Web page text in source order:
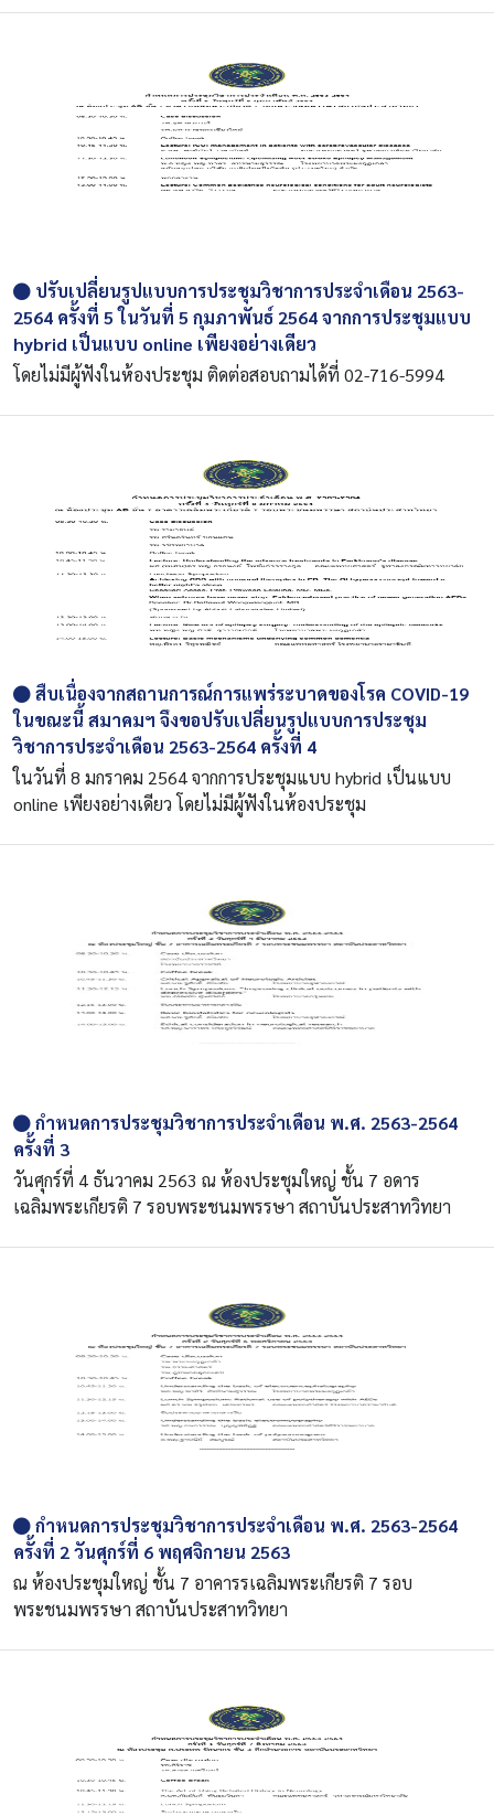
ปรับเปลี่ยนรูปแบบการประชุมวิชาการประจำเดือน 2563-
2564 ครั้งที่ 5 ในวันที่ 5 กุมภาพันธ์ 2564 จากการประชุมแบบ
hybrid เป็นแบบ online เพียงอย่างเดียว
โดยไม่มีผู้ฟังในห้องประชุม ติดต่อสอบถามได้ที่ 02-716-5994
สืบเนื่องจากสถานการณ์การแพร่ระบาดของโรค COVID-19
ในขณะนี้ สมาคมฯ จึงขอปรับเปลี่ยนรูปแบบการประชุม
วิชาการประจำเดือน 2563-2564 ครั้งที่ 4
ในวันที่ 8 มกราคม 2564 จากการประชุมแบบ hybrid เป็นแบบ
online เพียงอย่างเดียว โดยไม่มีผู้ฟังในห้องประชุม
กำหนดการประชุมวิชาการประจำเดือน พ.ศ. 2563-2564
ครั้งที่ 3
วันศุกร์ที่ 4 ธันวาคม 2563 ณ ห้องประชุมใหญ่ ชั้น 7 อดาร
เฉลิมพระเกียรติ 7 รอบพระชนมพรรษา สถาบันประสาทวิทยา
กำหนดการประชุมวิชาการประจำเดือน พ.ศ. 2563-2564
ครั้งที่ 2 วันศุกร์ที่ 6 พฤศจิกายน 2563
ณ ห้องประชุมใหญ่ ชั้น 7 อาคารรเฉลิมพระเกียรติ 7 รอบ
พระชนมพรรษา สถาบันประสาทวิทยา